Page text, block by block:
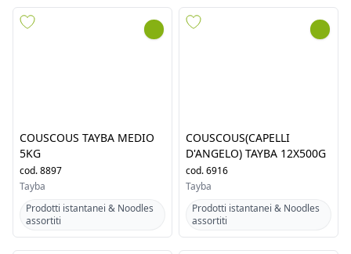
COUSCOUS TAYBA MEDIO
5KG
cod.8897
Tayba
Prodotti istantanei & Noodles
assortiti
COUSCOUS(CAPELLI
D'ANGELO) TAYBA 12X500G
cod.6916
Tayba
Prodotti istantanei & Noodles
assortiti